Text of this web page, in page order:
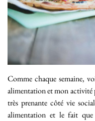
Comme chaque semaine,
alimentation et mon activité
très prenante côté vie
alimentation et le fait que